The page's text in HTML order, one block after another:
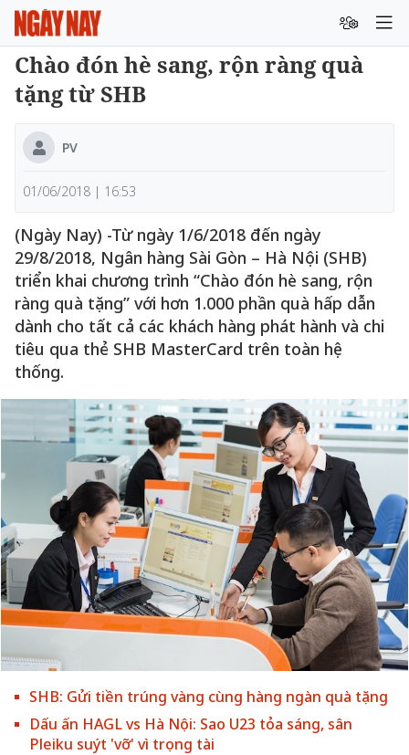
Chào đón hè sang, rộn ràng quà
tặng từ SHB
PV
01/06/2018 | 16:53
(Ngày Nay) -Từ ngày 1/6/2018 đến ngày
29/8/2018, Ngân hàng Sài Gòn – Hà Nội (SHB)
triển khai chương trình “Chào đón hè sang, rộn
ràng quà tặng” với hơn 1.000 phần quà hấp dẫn
dành cho tất cả các khách hàng phát hành và chi
tiêu qua thẻ SHB MasterCard trên toàn hệ
thống.
SHB: Gửi tiền trúng vàng cùng hàng ngàn quà tặng
Dấu ấn HAGL vs Hà Nội: Sao U23 tỏa sáng, sân
Pleiku suýt 'vỡ' vì trọng tài